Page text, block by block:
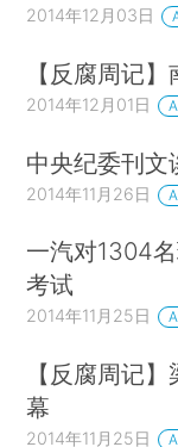
2014年12月03日
【反腐周记
2014年12月01日
中央纪委刊文
2014年11月26日
一汽对1304
考试
2014年11月25日
【反腐周记
幕
2014年11月25日